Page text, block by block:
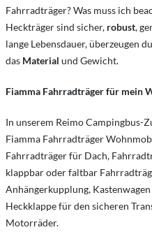
Fahrradträger? Was muss ich
Heckträger sind sicher, robust,
lange Lebensdauer, überzeugen
das Material und Gewicht.
Fiamma Fahrradträger für mein
In unserem Reimo Campingbus-
Fiamma Fahrradträger
Fahrradträger für Dach,
klappbar oder faltbar
Anhängerkupplung,
Heckklappe für den sicheren
Motorräder.